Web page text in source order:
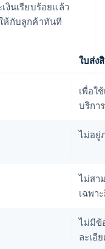
งินเรียบร้อยแล้ว
ห้กับลูกค้าทันที
ใบส่ง
เพื่อใ
บริการ
ไม่อยู่
ไม่สา
เฉพา
ไม่มีข้
ละเอี